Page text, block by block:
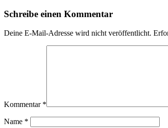
Schreibe einen Kommentar
Deine E-Mail-Adresse wird nicht veröffentlicht.
Kommentar *
Name *